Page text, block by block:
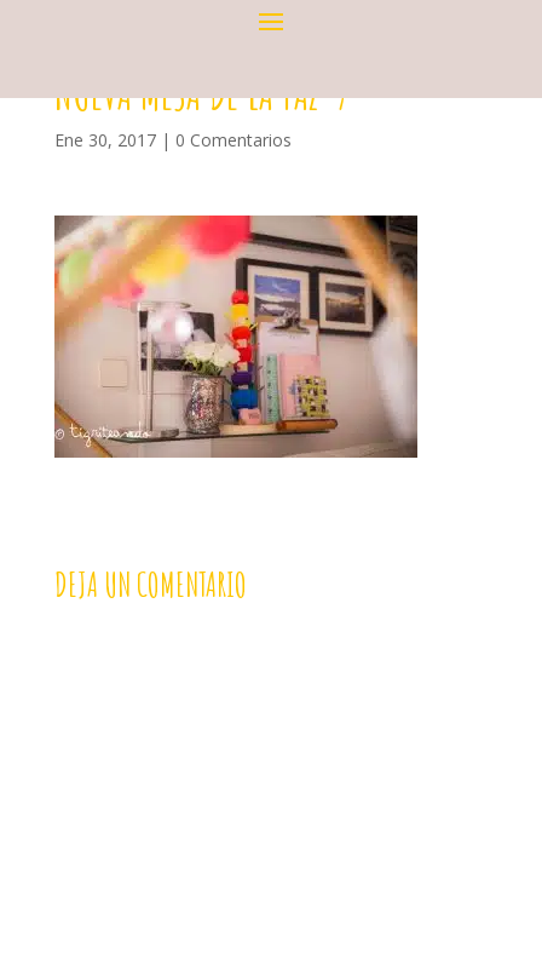
NUEVA MESA DE LA PAZ-7
Ene 30, 2017| 0 Comentarios
DEJA UN COMENTARIO